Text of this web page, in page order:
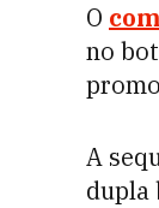
O
no
A
dupla